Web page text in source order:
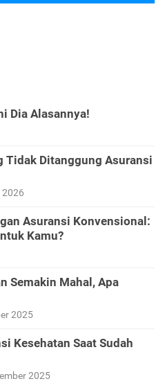
Dia Alasannya!
Tidak Ditanggung Asuransi
2026
Asuransi Konvensional:
Kamu?
Semakin Mahal, Apa
2025
Kesehatan Saat Sudah
2025